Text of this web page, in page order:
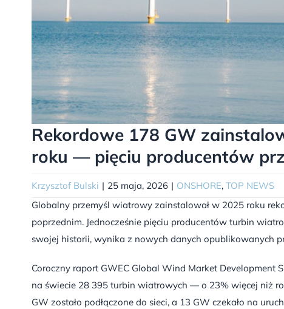
Rekordowe 178 GW
roku — pięciu producentów
Krzysztof Bulski | 25 maja, 2026 | ONSHORE, TOP NEWS
Globalny przemyśl wiatrowy zainstalował w 2025 roku
poprzednim. Jednocześnie pięciu producentów turbin
swojej historii, wynika z nowych danych opublikowanych
Coroczny raport GWEC Global Wind Market
na świecie 28 395 turbin wiatrowych — o 23% więcej niż
GW zostało podłączone do sieci, a 13 GW czekało na